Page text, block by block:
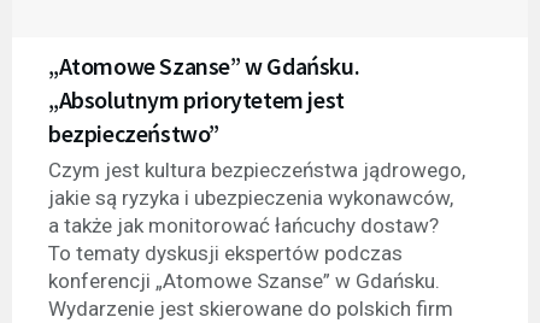
„Atomowe Szanse” w Gdańsku.
„Absolutnym priorytetem jest
bezpieczeństwo”
Czym jest kultura bezpieczeństwa jądrowego,
jakie są ryzyka i ubezpieczenia wykonawców,
a także jak monitorować łańcuchy dostaw?
To tematy dyskusji ekspertów podczas
konferencji „Atomowe Szanse” w Gdańsku.
Wydarzenie jest skierowane do polskich firm